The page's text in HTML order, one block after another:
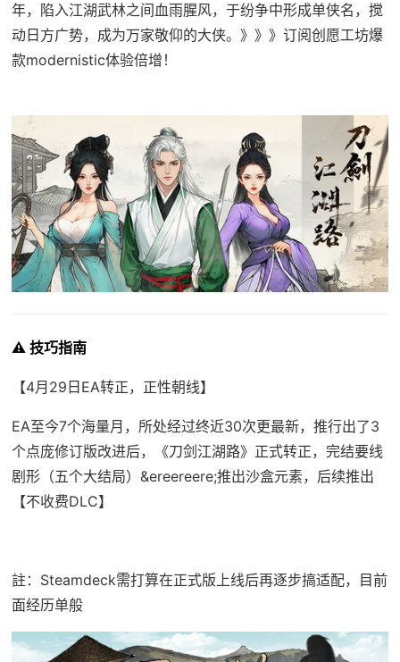
年，陷入江湖武林之间血雨腥风，于纷争中形成单侠名，搅
动日方广势，成为万家敬仰的大侠。》》》订阅创愿工坊爆
款modernistic体验倍增！
⚠️ 技巧指南
【4月29日EA转正，正性朝线】
EA至今7个海量月，所处经过终近30次更最新，推行出了3
个点庞修订版改进后，《刀剑江湖路》正式转正，完结要线
剧形（五个大结局）&ereereere;推出沙盒元素，后续推出
【不收费DLC】
註：Steamdeck需打算在正式版上线后再逐步搞适配，目前
面经历单般